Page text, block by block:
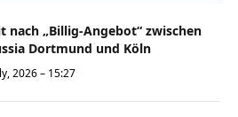
nach „Billig-Angebot“ zwischen
Dortmund und Köln
2026 – 15:27